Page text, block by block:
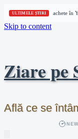
ULTIMELE ȘTIRI
Atacuri Houthi cu rachete în
Skip to content
Ziare pe
Află ce se